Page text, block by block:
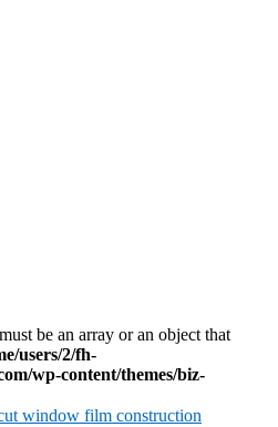
be an array or an object that
users/2/fh-
wp-content/themes/biz-
window film construction